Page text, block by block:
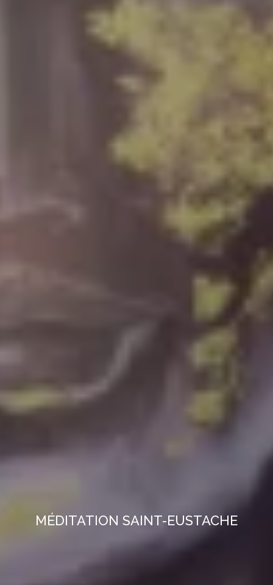
MÉDITATION SAINT-EUSTACHE